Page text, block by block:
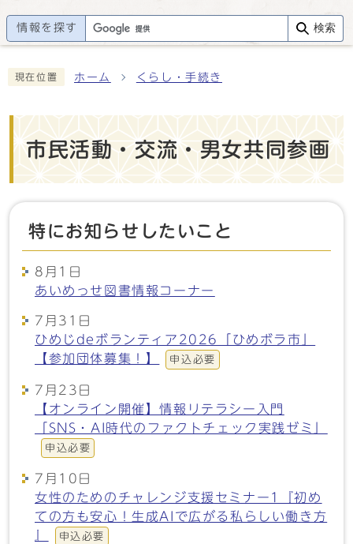
情報を探す 検索
現在位置 ホーム くらし・手続き
市民活動・交流・男女共同参画
特にお知らせしたいこと
8月1日
あいめっせ図書情報コーナー
7月31日
ひめじdeボランティア2026「ひめボラ市」
【参加団体募集！】
申込必要
7月23日
【オンライン開催】情報リテラシー入門
「SNS・AI時代のファクトチェック実践ゼミ」
申込必要
7月10日
女性のためのチャレンジ支援セミナー1『初め
ての方も安心！生成AIで広がる私らしい働き方
申込必要